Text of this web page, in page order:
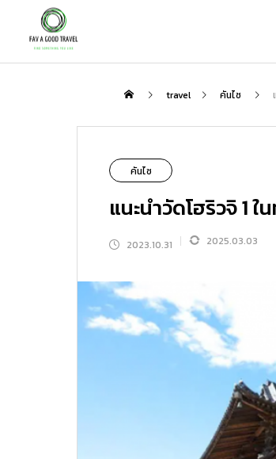
เพลิดเพลินกับชาสไตล์ญี่
ป็นมากกว่าแค่ร้านอาหา
ชาแท้ ความสงบ และมื้อ
2026.01.31
NEW
ตะลุย “โกเรียวคาคุ” ป้อม
ฮาโกดาเตะ แนะนำจุดเด่
ละที่เที่ยวรอบทิศ
2026.08.06
แนะนำเส้นทางเที่ยวญี่ปุ่น
ส้นทางที่ไม่ควรพลาด
2026.02.23
travel คันไซ
คันไซ
แนะนำวัดโฮริวจิ 1
2023.10.31 2025.03.03